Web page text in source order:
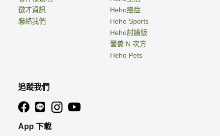
徵才資訊
聯絡我們
Heho癌症
Heho Sports
Heho討論版
營養 N 次方
Heho Pets
追蹤我們
App 下載